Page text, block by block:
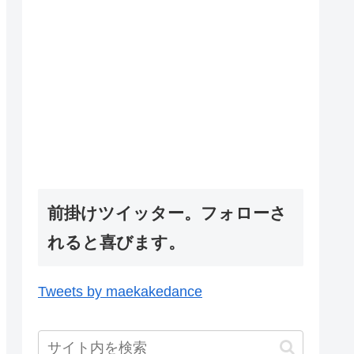
前掛けツイッター。フォローさ
れると喜びます。
Tweets by maekakedance